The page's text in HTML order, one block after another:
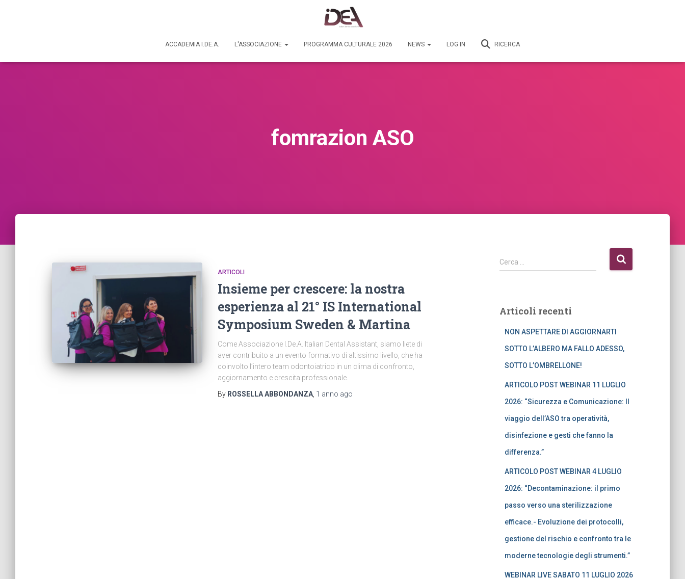
ACCADEMIA I.DE.A. L'ASSOCIAZIONE PROGRAMMA CULTURALE 2026 NEWS LOG IN RICERCA
fomrazion ASO
ARTICOLI
Insieme per crescere: la nostra
esperienza al 21° IS International
Symposium Sweden & Martina
Come Associazione I.De.A. Italian Dental Assistant, siamo liete di
aver contribuito a un evento formativo di altissimo livello, che ha
coinvolto l’intero team odontoiatrico in un clima di confronto,
aggiornamento e crescita professionale.
By ROSSELLA ABBONDANZA 1 anno ago
R
i
c
Cerca …
Articoli recenti
NON ASPETTARE DI AGGIORNARTI
SOTTO L’ALBERO MA FALLO ADESSO,
SOTTO L’OMBRELLONE!
ARTICOLO POST WEBINAR 11 LUGLIO
2026: “Sicurezza e Comunicazione: Il
viaggio dell’ASO tra operatività,
disinfezione e gesti che fanno la
differenza.”
ARTICOLO POST WEBINAR 4 LUGLIO
2026: “Decontaminazione: il primo
passo verso una sterilizzazione
efficace.- Evoluzione dei protocolli,
gestione del rischio e confronto tra le
moderne tecnologie degli strumenti.”
WEBINAR LIVE SABATO 11 LUGLIO 2026